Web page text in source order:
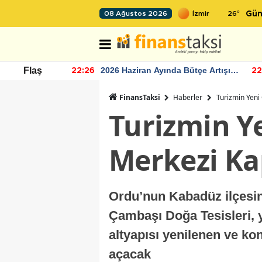
08 Ağustos 2026 26°
Flaş 22:26
2026 Haziran Ayında Bütçe Artışı
FinansTaksi Haberler Turizmin Yeni
Turizmin
Merkezi
Ordu’nun Kabadüz
Çambaşı Doğa Tesisleri,
altyapısı yenilenen ve
açacak